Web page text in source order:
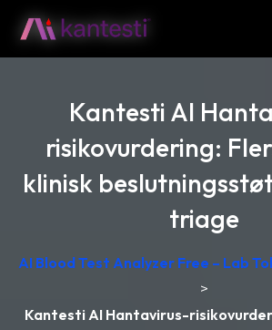
Kantesti AI
risikovurdering:
klinisk
triage
AI Blood Test Analyzer Free – Lab
>
Kantesti AI Hantavirus-